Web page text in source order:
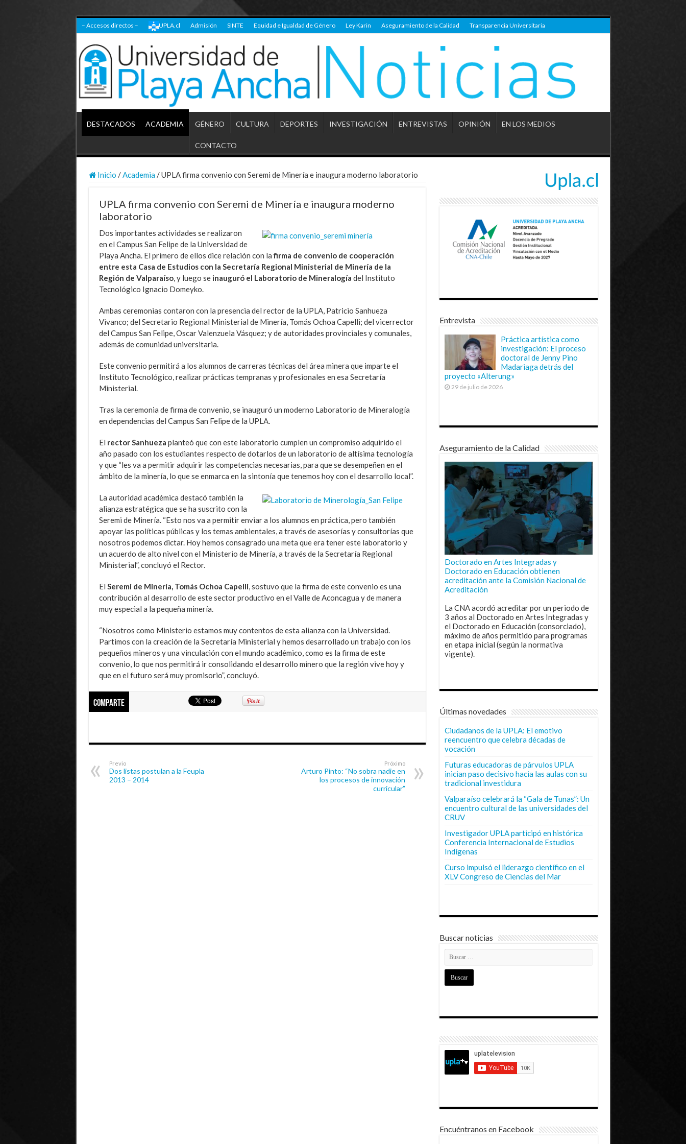
– Accesos directos – UPLA.cl Admisión SINTE Equidad e Igualdad de Género Ley Karin Aseguramiento de la Calidad Transparencia Universitaria
DESTACADOS ACADEMIA GÉNERO CULTURA DEPORTES INVESTIGACIÓN ENTREVISTAS OPINIÓN EN LOS MEDIOS
CONTACTO
Inicio / Academia /UPLA firma convenio con Seremi de Minería e inaugura moderno laboratorio
UPLA firma convenio con Seremi de Minería e inaugura moderno
laboratorio
Dos importantes actividades se realizaron
en el Campus San Felipe de la Universidad de
Playa Ancha. El primero de ellos dice relación con lafirma de convenio de cooperación
entre esta Casa de Estudios con la Secretaría Regional Ministerial de Minería de la
Región de Valparaíso, y luego seinauguró el Laboratorio de Mineralogía del Instituto
Tecnológico Ignacio Domeyko.
Ambas ceremonias contaron con la presencia del rector de la UPLA, Patricio Sanhueza
Vivanco; del Secretario Regional Ministerial de Minería, Tomás Ochoa Capelli; del vicerrector
del Campus San Felipe, Oscar Valenzuela Vásquez; y de autoridades provinciales y comunales,
además de comunidad universitaria.
Este convenio permitirá a los alumnos de carreras técnicas del área minera que imparte el
Instituto Tecnológico, realizar prácticas tempranas y profesionales en esa Secretaría
Ministerial.
Tras la ceremonia de firma de convenio, se inauguró un moderno Laboratorio de Mineralogía
en dependencias del Campus San Felipe de la UPLA.
El rector Sanhueza planteó que con este laboratorio cumplen un compromiso adquirido el
año pasado con los estudiantes respecto de dotarlos de un laboratorio de altísima tecnología
y que “les va a permitir adquirir las competencias necesarias, para que se desempeñen en el
ámbito de la minería, lo que se enmarca en la sintonía que tenemos hoy con el desarrollo local”.
La autoridad académica destacó también la
alianza estratégica que se ha suscrito con la
Seremi de Minería. “Esto nos va a permitir enviar a los alumnos en práctica, pero también
apoyar las políticas públicas y los temas ambientales, a través de asesorías y consultorías que
nosotros podemos dictar. Hoy hemos consagrado una meta que era tener este laboratorio y
un acuerdo de alto nivel con el Ministerio de Minería, a través de la Secretaría Regional
Ministerial”, concluyó el Rector.
El Seremi de Minería, Tomás Ochoa Capelli , sostuvo que la firma de este convenio es una
contribución al desarrollo de este sector productivo en el Valle de Aconcagua y de manera
muy especial a la pequeña minería.
“Nosotros como Ministerio estamos muy contentos de esta alianza con la Universidad.
Partimos con la creación de la Secretaría Ministerial y hemos desarrollado un trabajo con los
pequeños mineros y una vinculación con el mundo académico, como es la firma de este
convenio, lo que nos permitirá ir consolidando el desarrollo minero que la región vive hoy y
que en el futuro será muy promisorio”, concluyó.
Comparte
Previo
Dos listas postulan a la Feupla
2013 – 2014
Próximo
Arturo Pinto: “No sobra nadie en
los procesos de innovación
curricular”
Entrevista
Práctica artística como
investigación: El proceso
doctoral de Jenny Pino
Madariaga detrás del
proyecto «Alterung»
29 de julio de 2026
Aseguramiento de la Calidad
Doctorado en Artes Integradas y
Doctorado en Educación obtienen
acreditación ante la Comisión Nacional de
Acreditación
La CNA acordó acreditar por un periodo de
3 años al Doctorado en Artes Integradas y
el Doctorado en Educación (consorciado),
máximo de años permitido para programas
en etapa inicial (según la normativa
vigente).
Últimas novedades
Ciudadanos de la UPLA: El emotivo
reencuentro que celebra décadas de
vocación
Futuras educadoras de párvulos UPLA
inician paso decisivo hacia las aulas con su
tradicional investidura
Valparaíso celebrará la “Gala de Tunas”: Un
encuentro cultural de las universidades del
CRUV
Investigador UPLA participó en histórica
Conferencia Internacional de Estudios
Indígenas
Curso impulsó el liderazgo científico en el
XLV Congreso de Ciencias del Mar
Buscar noticias
Encuéntranos en Facebook